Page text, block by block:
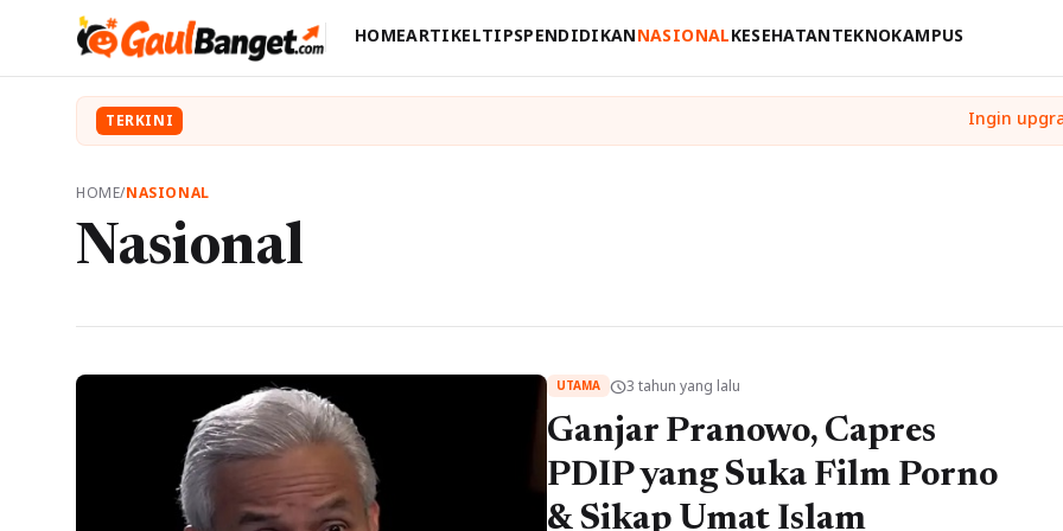
HOMEARTIKELTIPSPENDIDIKANNASIONALKESEHATANTEKNOKAMPUS
TERKINI
HOME/NASIONAL
Nasional
UTAMA schedule3 tahun yang lalu
Ganjar Pranowo, Capres
PDIP yang Suka Film Porno
& Sikap Umat Islam